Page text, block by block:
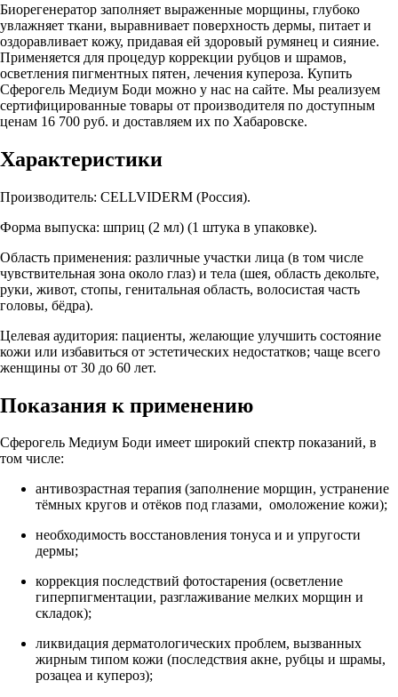
Биорегенератор заполняет выраженные морщины, глубоко
увлажняет ткани, выравнивает поверхность дермы, питает и
оздоравливает кожу, придавая ей здоровый румянец и сияние.
Применяется для процедур коррекции рубцов и шрамов,
осветления пигментных пятен, лечения купероза. Купить
Сферогель Медиум Боди можно у нас на сайте. Мы реализуем
сертифицированные товары от производителя по доступным
ценам 16 700 руб. и доставляем их по Хабаровске.
Характеристики
Производитель: CELLVIDERM (Россия).
Форма выпуска: шприц (2 мл) (1 штука в упаковке).
Область применения: различные участки лица (в том числе
чувствительная зона около глаз) и тела (шея, область декольте,
руки, живот, стопы, генитальная область, волосистая часть
головы, бёдра).
Целевая аудитория: пациенты, желающие улучшить состояние
кожи или избавиться от эстетических недостатков; чаще всего
женщины от 30 до 60 лет.
Показания к применению
Сферогель Медиум Боди имеет широкий спектр показаний, в
том числе:
антивозрастная терапия (заполнение морщин, устранение
тёмных кругов и отёков под глазами, омоложение кожи);
необходимость восстановления тонуса и и упругости
дермы;
коррекция последствий фотостарения (осветление
гиперпигментации, разглаживание мелких морщин и
складок);
ликвидация дерматологических проблем, вызванных
жирным типом кожи (последствия акне, рубцы и шрамы,
розацеа и купероз);